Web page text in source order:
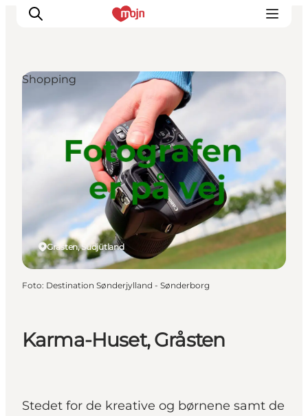
Erlebnisse
Städte und Regionen
Events
Übernachtung
Plane deine Reise
Booking
Karma-Huset, Gråsten
Stedet for de kreative og børnene samt de
Gråsten, Südjütland
Shopping
Foto: Destination Sønderjylland - Sønderborg